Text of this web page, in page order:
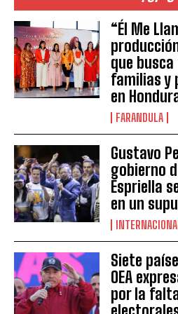
“Él Me
que
familias y
en
FARANDULA
Gustavo
gobierno
Espriella
en un
Siete
OEA
por la